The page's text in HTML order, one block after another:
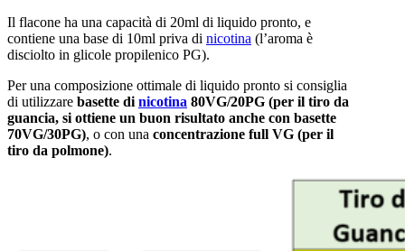
Il flacone ha una capacità di 20ml di liquido pronto, e
contiene una base di 10ml priva di nicotina (l’aroma è
disciolto in glicole propilenico PG).
Per una composizione ottimale di liquido pronto si consiglia
di utilizzare basette di nicotina 80VG/20PG (per il tiro da
guancia, si ottiene un buon risultato anche con basette
70VG/30PG), o con una concentrazione full VG (per il
tiro da polmone).